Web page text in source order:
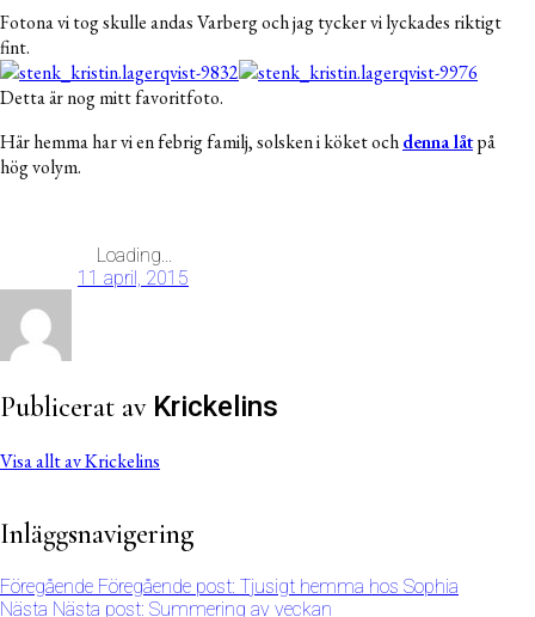
Fotona vi tog skulle andas Varberg och jag tycker vi lyckades riktigt
fint.
Detta är nog mitt favoritfoto.
Här hemma har vi en febrig familj, solsken i köket ochdenna låtpå
hög volym.
Loading...
11 april, 2015
Publicerat av Krickelins
Visa allt av Krickelins
Inläggsnavigering
Föregående Föregående post: Tjusigt hemma hos Sophia
Nästa Nästa post: Summering av veckan